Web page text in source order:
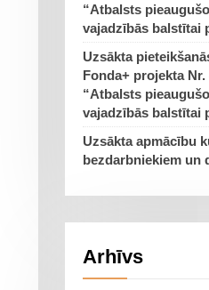
“Atbalsts
vajadzībās balstītai
Uzsākta
Fonda+ projekta Nr.
“Atbalsts
vajadzībās balstītai
Uzsākta apmācību
bezdarbniekiem un
Arhīvs